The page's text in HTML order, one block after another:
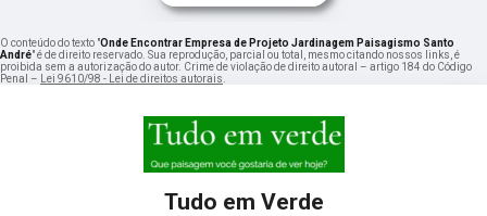
O conteúdo do texto "Onde Encontrar Empresa de Projeto Jardinagem Paisagismo Santo
André" é de direito reservado. Sua reprodução, parcial ou total, mesmo citando nossos links, é
proibida sem a autorização do autor. Crime de violação de direito autoral – artigo 184 do Código
Penal –
Lei 9610/98 - Lei de direitos autorais
Tudo em Verde